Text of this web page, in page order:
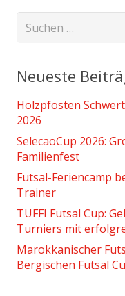
Suchen
Neueste
Holzpfosten
2026
SelecaoCup 2026:
Familienfest
Futsal-Feriencamp
Trainer
TUFFI Futsal Cup:
Turniers mit
Marokkanischer
Bergischen Futsal